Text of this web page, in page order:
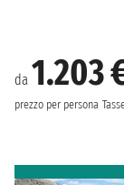
da 1.203
prezzo per persona